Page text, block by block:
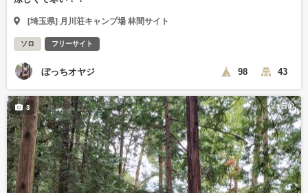
[埼玉県] 月川荘キャンプ場 林間サイト
ソロ フリーサイト
ぼっちオヤジ 98 43
1日前
3